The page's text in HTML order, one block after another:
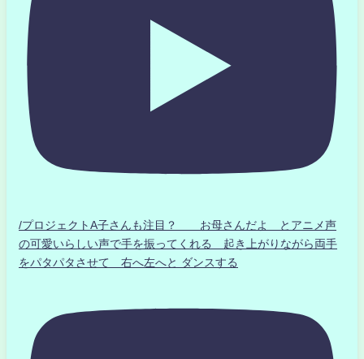
/プロジェクトA子さんも注目？ お母さんだよ とアニメ声
の可愛いらしい声で手を振ってくれる 起き上がりながら両手
をパタパタさせて 右へ左へと ダンスする